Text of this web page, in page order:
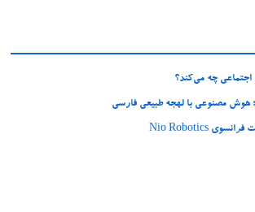
چه می‌کند؟
هوش مصنوعی با لهجه طبیعی فارسی